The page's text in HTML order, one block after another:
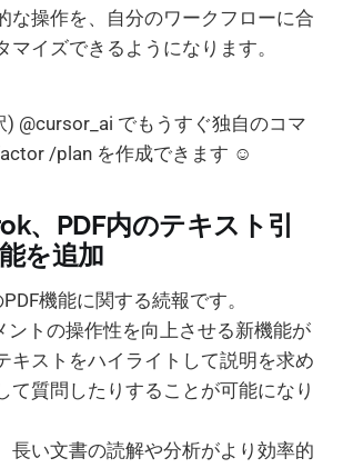
な操作を、自分のワークフローに合
マイズできるようになります。
) @cursor_ai でもうすぐ独自のコマ
/plan を作成できます ☺️
、PDF内のテキスト引
を追加
機能に関する続報です。
ントの操作性を向上させる新機能が
キストをハイライトして説明を求め
て質問したりすることが可能になり
長い文書の読解や分析がより効率的